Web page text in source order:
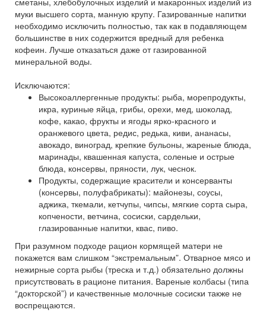
муки высшего сорта, манную крупу. Газированные напитки
необходимо исключить полностью, так как в подавляющем
большинстве в них содержится вредный для ребенка
кофеин. Лучше отказаться даже от газированной
минеральной воды.
Исключаются:
Высокоаллергенные продукты: рыба, морепродукты,
икра, куриные яйца, грибы, орехи, мед, шоколад,
кофе, какао, фрукты и ягоды ярко-красного и
оранжевого цвета, редис, редька, киви, ананасы,
авокадо, виноград, крепкие бульоны, жареные блюда,
маринады, квашенная капуста, соленые и острые
блюда, консервы, пряности, лук, чеснок.
Продукты, содержащие красители и консерванты
(консервы, полуфабрикаты): майонезы, соусы,
аджика, ткемали, кетчупы, чипсы, мягкие сорта сыра,
копчености, ветчина, сосиски, сардельки,
глазированные напитки, квас, пиво.
При разумном подходе рацион кормящей матери не
покажется вам слишком “экстремальным”. Отварное мясо и
нежирные сорта рыбы (треска и т.д.) обязательно должны
присутствовать в рационе питания. Вареные колбасы (типа
“докторской”) и качественные молочные сосиски также не
воспрещаются.